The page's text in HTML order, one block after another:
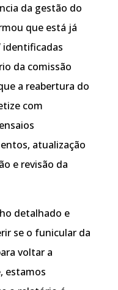
da gestão do
que está já
identificadas
da comissão
a reabertura do
com
atualização
e revisão da
detalhado e
se o funicular da
voltar a
estamos